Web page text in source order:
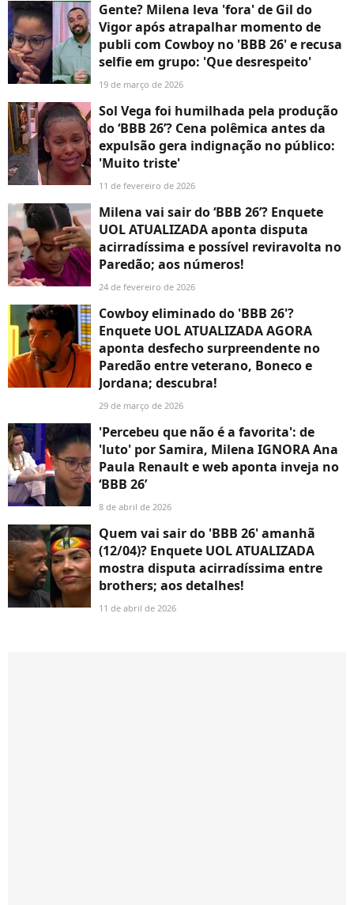
Gente? Milena leva 'fora' de Gil do
Vigor após atrapalhar momento de
publi com Cowboy no 'BBB 26' e recusa
selfie em grupo: 'Que desrespeito'
19 de março de 2026
Sol Vega foi humilhada pela produção
do ‘BBB 26’? Cena polêmica antes da
expulsão gera indignação no público:
'Muito triste'
11 de fevereiro de 2026
Milena vai sair do ‘BBB 26’? Enquete
UOL ATUALIZADA aponta disputa
acirradíssima e possível reviravolta no
Paredão; aos números!
24 de fevereiro de 2026
Cowboy eliminado do 'BBB 26'?
Enquete UOL ATUALIZADA AGORA
aponta desfecho surpreendente no
Paredão entre veterano, Boneco e
Jordana; descubra!
29 de março de 2026
'Percebeu que não é a favorita': de
'luto' por Samira, Milena IGNORA Ana
Paula Renault e web aponta inveja no
‘BBB 26’
8 de abril de 2026
Quem vai sair do 'BBB 26' amanhã
(12/04)? Enquete UOL ATUALIZADA
mostra disputa acirradíssima entre
brothers; aos detalhes!
11 de abril de 2026